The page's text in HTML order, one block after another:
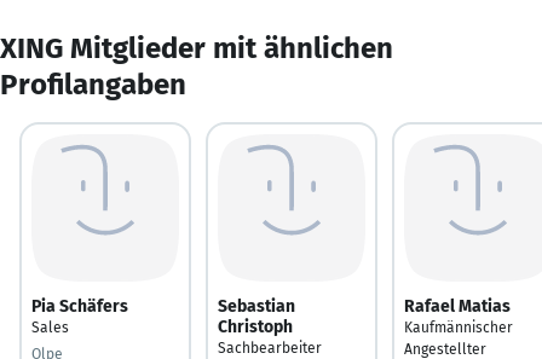
XING Mitglieder mit ähnlichen
Profilangaben
Pia Schäfers
Sales
Olpe
Sebastian
Christoph
Sachbearbeiter
Rafael Matias
Kaufmännischer
Angestellter